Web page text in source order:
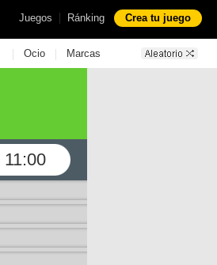
Juegos | Ránking Crea tu juego
| Ocio | Marcas
11:00